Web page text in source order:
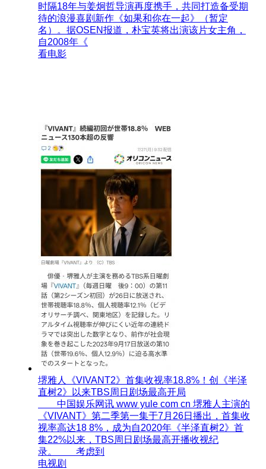
时隔18年与姜炯哲导演再度携手，共同打造备受期
待的浪漫喜剧新作《如果和你在一起》（暂定
名）。据OSEN报道，朴宝英将出演该片女主角，
自2008年《
看电影
堺雅人《VIVANT2》首集收视率18.8%！创《半泽
直树2》以来TBS周日剧场最高开局
中国娱乐网讯 www yule com cn 堺雅人主演的
《VIVANT》第二季第一集于7月26日播出，首集收
视率高达18 8%，成为自2020年《半泽直树2》首
集22%以来，TBS周日剧场最高开播收视纪
录。 考虑到
电视剧